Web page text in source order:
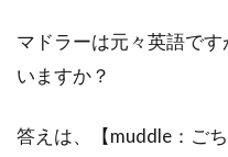
マドラーは元々英語で
いますか？
答えは、【muddle：ご